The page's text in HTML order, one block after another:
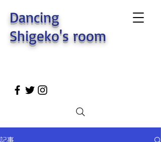
Dancing
Shigeko's room
記事